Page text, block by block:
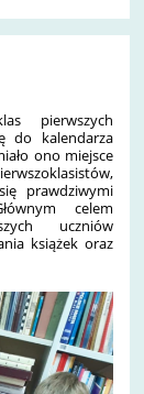
pierwszych
do kalendarza
ono miejsce
prawdziwymi
celem
uczniów
książek oraz